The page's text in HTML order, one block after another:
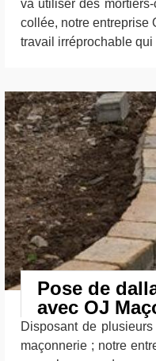
va utiliser des
collée, notre entreprise
travail irréprochable
Pose de
avec OJ
Disposant de
maçonnerie ; notre